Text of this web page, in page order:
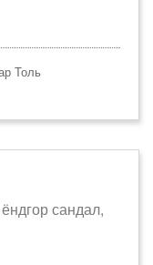
Толь
сандал,